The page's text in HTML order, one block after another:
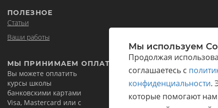
Мы используем
Продолжая
соглашаетесь с
конфиденциальности.
которые помогают
ПОЛЕЗНОЕ
Статьи
Ваши работы
МЫ ПРИНИМАЕМ ОПЛАТЫ ИЗ ЛЮБЫХ СТРАН
Вы можете оплатить
курсы школы
банковскими картами
Visa, Mastercard или с